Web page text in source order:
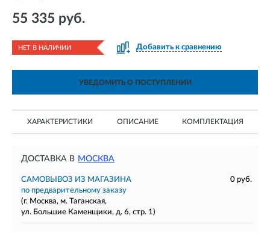
55 335 руб.
НЕТ В НАЛИЧИИ Добавить к сравнению
УВЕДОМИТЬ О ПОСТУПЛЕНИИ
ХАРАКТЕРИСТИКИ ОПИСАНИЕ КОМПЛЕКТАЦИЯ
ДОСТАВКА В МОСКВА
САМОВЫВОЗ ИЗ МАГАЗИНА
0 руб.
по предварительному заказу
(г. Москва, м. Таганская,
ул. Большие Каменщики, д. 6, стр. 1)